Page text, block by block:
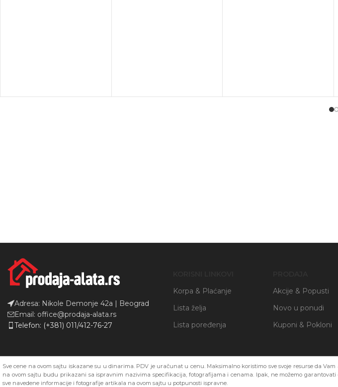
Adresa: Nikole Demonje 42a | Beograd
Email: office@prodaja-alata.rs
Telefon: (+381) 011/412-76-27
Korpa & Plaćanje
Lista želja
Lista poređenja
Akcije & Popusti
Novo u ponudi
Kuponi & Pokloni
Sve cene na ovom sajtu iskazane su u dinarima. PDV je uračunat u cenu. Maksimalno koristimo sve svoje resurse da
na ovom sajtu budu prikazani sa ispravnim nazivima specifikacija, fotografijama i cenama. Ipak, ne možemo garantovati
sve navedene informacije i fotografije artikala na ovom sajtu u potpunosti ispravne.